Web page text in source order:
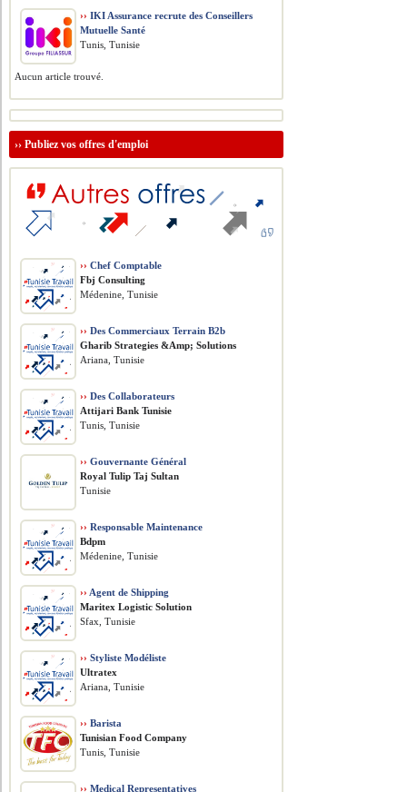
›› IKI Assurance recrute des Conseillers
Mutuelle Santé
Tunis, Tunisie
Aucun article trouvé.
››Publiez vos offres d'emploi
›› Chef Comptable
Fbj Consulting
Médenine, Tunisie
›› Des Commerciaux Terrain B2b
Gharib Strategies &Amp; Solutions
Ariana, Tunisie
›› Des Collaborateurs
Attijari Bank Tunisie
Tunis, Tunisie
›› Gouvernante Général
Royal Tulip Taj Sultan
Tunisie
›› Responsable Maintenance
Bdpm
Médenine, Tunisie
›› Agent de Shipping
Maritex Logistic Solution
Sfax, Tunisie
›› Styliste Modéliste
Ultratex
Ariana, Tunisie
›› Barista
Tunisian Food Company
Tunis, Tunisie
›› Medical Representatives